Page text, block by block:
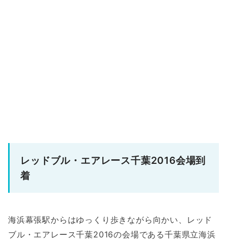
レッドブル・エアレース千葉2016会場到
着
海浜幕張駅からはゆっくり歩きながら向かい、レッド
ブル・エアレース千葉2016の会場である千葉県立海浜